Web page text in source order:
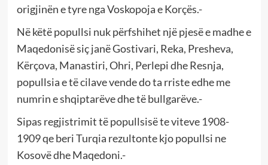
origjinën e tyre nga Voskopoja e Korçës.-
Në këtë popullsi nuk përfshihet një pjesë e madhe e
Maqedonisë siç janë Gostivari, Reka, Presheva,
Kërçova, Manastiri, Ohri, Perlepi dhe Resnja,
popullsia e të cilave vende do ta rriste edhe me
numrin e shqiptarëve dhe të bullgarëve.-
Sipas regjistrimit të popullsisë te viteve 1908-
1909 qe beri Turqia rezultonte kjo popullsi ne
Kosovë dhe Maqedoni.-